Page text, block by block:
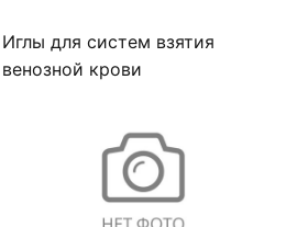
Иглы для систем взятия
венозной крови